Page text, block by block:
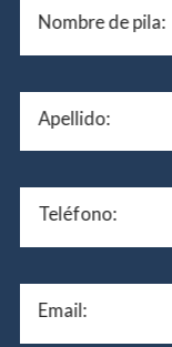
Nombre de pila:
Apellido:
Teléfono:
Email: